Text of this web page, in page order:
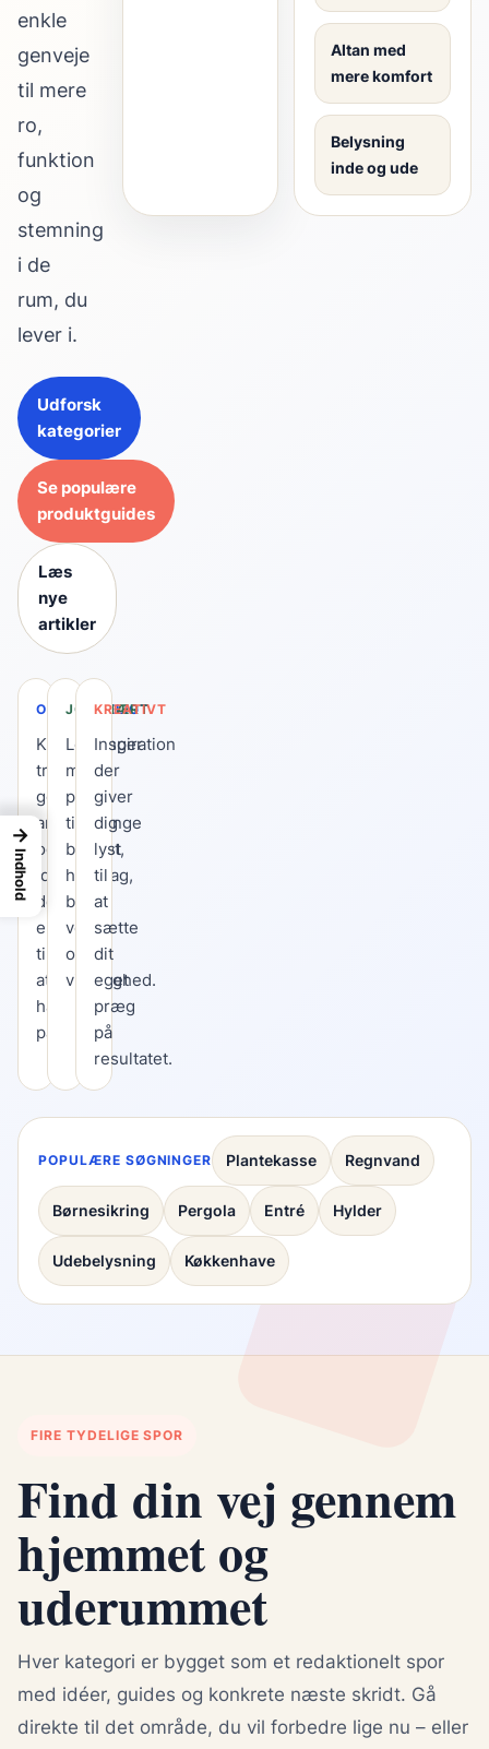
enkle
genveje
til mere
ro,
funktion
og
stemning
i de
rum, du
lever i.
Udforsk
kategorier
Se populære
produktguides
Læs
nye
artikler
OVERSKUELIGT
Klare
trin,
gode
arbejdsgange
og
idéer,
der
er
til
at
handle
på.
JORDNÆRT
Løsninger
med
plads
til
budget,
hverdag,
børn,
vejr
og
virkelighed.
KREATIVT
Inspiration
der
giver
dig
lyst
til
at
sætte
dit
eget
præg
på
resultatet.
Altan med
mere komfort
Belysning
inde og ude
POPULÆRE SØGNINGER Plantekasse Regnvand
Børnesikring Pergola Entré Hylder
Udebelysning Køkkenhave
FIRE TYDELIGE SPOR
Find din vej gennem
hjemmet og
uderummet
Hver kategori er bygget som et redaktionelt spor
med idéer, guides og konkrete næste skridt. Gå
direkte til det område, du vil forbedre lige nu – eller
→
Indhold